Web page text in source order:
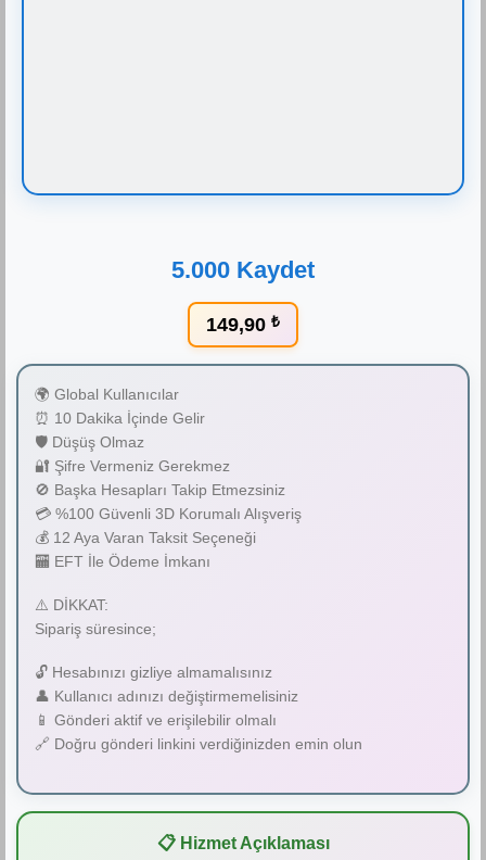
5.000 Kaydet
149,90 ₺
🌍 Global Kullanıcılar
⏰ 10 Dakika İçinde Gelir
🛡️ Düşüş Olmaz
🔐 Şifre Vermeniz Gerekmez
🚫 Başka Hesapları Takip Etmezsiniz
💳 %100 Güvenli 3D Korumalı Alışveriş
💰 12 Aya Varan Taksit Seçeneği
🏧 EFT İle Ödeme İmkanı
⚠️ DİKKAT:
Sipariş süresince;
🔓 Hesabınızı gizliye almamalısınız
👤 Kullanıcı adınızı değiştirmemelisiniz
📱 Gönderi aktif ve erişilebilir olmalı
🔗 Doğru gönderi linkini verdiğinizden emin olun
📋 Hizmet Açıklaması